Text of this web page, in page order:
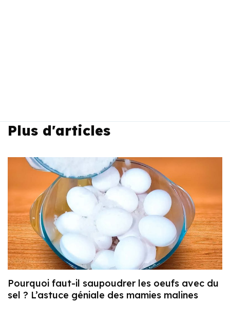
Plus d'articles
Pourquoi faut-il saupoudrer les oeufs avec du
sel ? L’astuce géniale des mamies malines